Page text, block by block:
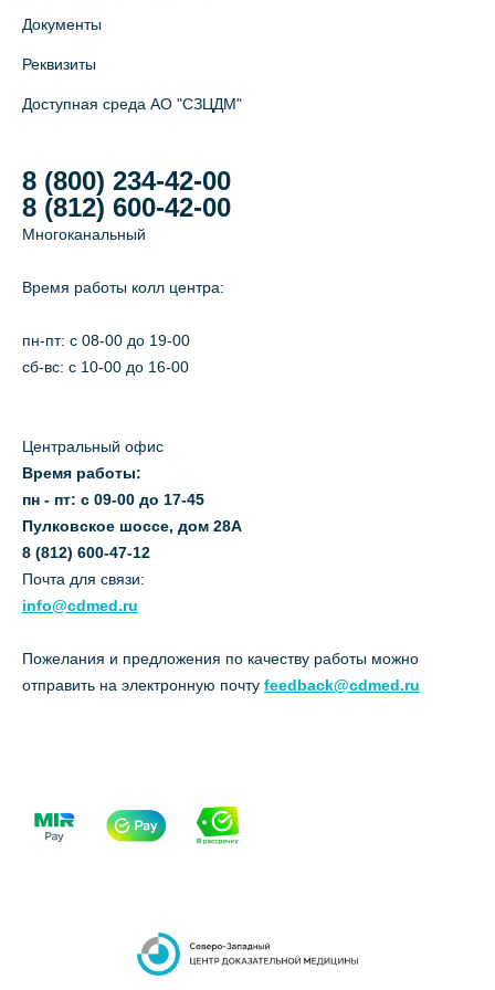
Документы
Реквизиты
Доступная среда АО "СЗЦДМ"
8 (800) 234-42-00
8 (812) 600-42-00
Многоканальный
Время работы колл центра:
пн-пт: c 08-00 до 19-00
сб-вс: с 10-00 до 16-00
Центральный офис
Время работы:
пн - пт: с 09-00 до 17-45
Пулковское шоссе, дом 28А
8 (812) 600-47-12
Почта для связи:
info@cdmed.ru
Пожелания и предложения по качеству работы можно
отправить на электронную почту feedback@cdmed.ru